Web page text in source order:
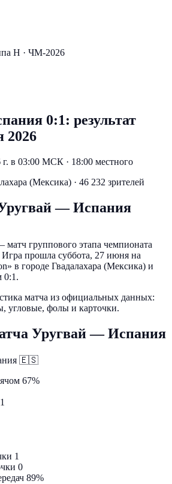
H · ЧМ-2026
0:1: результат
2026
г. в 03:00 МСК · 18:00 местного
(Мексика) · 46 232 зрителей
— Испания
группового этапа чемпионата
прошла суббота, 27 июня на
в городе Гвадалахара (Мексика) и
0:1.
матча из официальных данных:
угловые, фолы и карточки.
Уругвай — Испания
🇪🇸
67%
1
1
0
89%